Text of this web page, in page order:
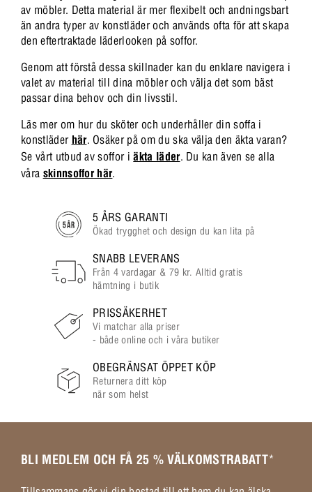
av möbler. Detta material är mer flexibelt och andningsbart
än andra typer av konstläder och används ofta för att skapa
den eftertraktade läderlooken på soffor.
Genom att förstå dessa skillnader kan du enklare navigera i
valet av material till dina möbler och välja det som bäst
passar dina behov och din livsstil.
Läs mer om hur du sköter och underhåller din soffa i
konstläder här. Osäker på om du ska välja den äkta varan?
Se vårt utbud av soffor iäkta läder. Du kan även se alla
våra skinnsoffor här.
5 ÅRS GARANTI
Ökad trygghet och design du kan lita på
SNABB LEVERANS
Från 4 vardagar & 79 kr. Alltid gratis
hämtning i butik
PRISSÄKERHET
Vi matchar alla priser
- både online och i våra butiker
OBEGRÄNSAT ÖPPET KÖP
Returnera ditt köp
när som helst
BLI MEDLEM OCH FÅ 25 % VÄLKOMSTRABATT*